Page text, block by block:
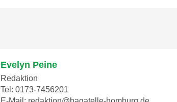
Evelyn Peine
Redaktion
Tel: 0173-7456201